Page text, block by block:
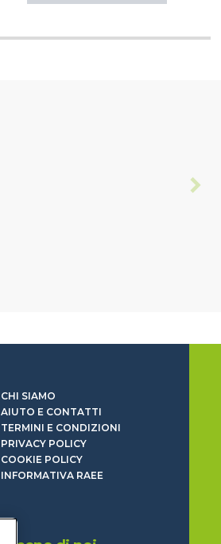
CHI SIAMO
AIUTO E CONTATTI
TERMINI E CONDIZIONI
PRIVACY POLICY
COOKIE POLICY
INFORMATIVA RAEE